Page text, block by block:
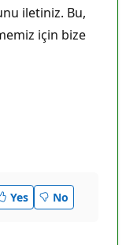
iletiniz. Bu,
için bize
Yes No